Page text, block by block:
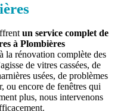
un service complet de
à Plombières
la rénovation complète des
de vitres cassées, de
usées, de problèmes
ou encore de fenêtres qui
plus, nous intervenons